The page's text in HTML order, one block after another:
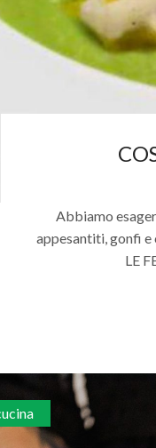
Abbiamo
appesantiti, gonfi e
LE